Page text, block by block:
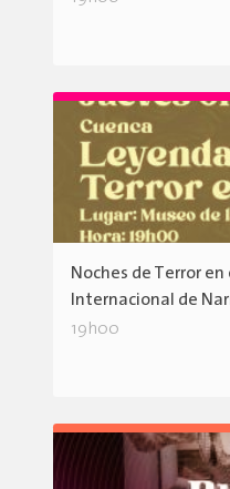
Noches de Terror en
Internacional de
19h00